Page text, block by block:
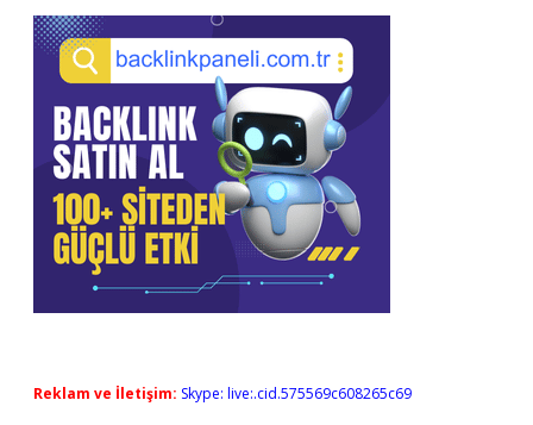
Reklam ve İletişim: Skype: live:.cid.575569c608265c69